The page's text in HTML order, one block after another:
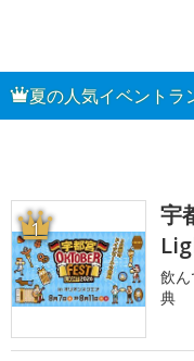
夏の人気イベントラ
1
宇
飲
典